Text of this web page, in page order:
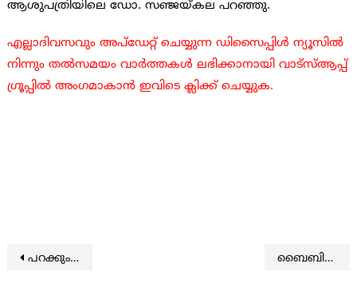
ആശുപത്രിയിലെ ഡോ. സഞ്ജയ്കല പറഞ്ഞു.
എല്ലാദിവസവും അപ്ഡേറ്റ് ചെയ്യുന്ന ഡിസൈപ്പിൾ ന്യൂസിൽ
നിന്നും തൽസമയം വാർത്തകൾ ലഭിക്കാനായി വാട്സ്ആപ്പ്
ഗ്രൂപ്പിൽ അംഗമാകാൻ ഇവിടെ ക്ലിക്ക് ചെയ്യുക.
Post navigation
പറക്കും ടാക്സി ഇനി ബംഗളുരുവിലും ബൈബിള്‍ പ്രവചനവും ശാസ്ത്രവും ശരിവയ്ക്കുന്ന യിസ്രായേലിന്റെ വാഗ്ദത്ത ഭൂമിയെക്കുറിച്ചുള്ള സിനിമ